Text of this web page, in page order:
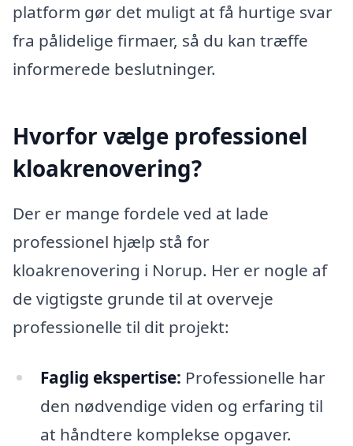
platform gør det muligt at få hurtige svar
fra pålidelige firmaer, så du kan træffe
informerede beslutninger.
Hvorfor vælge professionel
kloakrenovering?
Der er mange fordele ved at lade
professionel hjælp stå for
kloakrenovering i Norup. Her er nogle af
de vigtigste grunde til at overveje
professionelle til dit projekt:
Faglig ekspertise: Professionelle har
den nødvendige viden og erfaring til
at håndtere komplekse opgaver.